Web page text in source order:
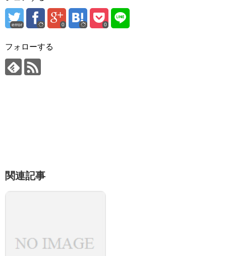
error 0 0
フォローする
関連記事